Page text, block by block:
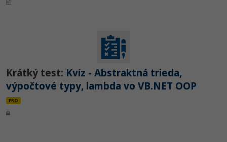
Krátký test: Kvíz - Abstraktná trieda,
výpočtové typy, lambda vo VB.NET OOP
PRO